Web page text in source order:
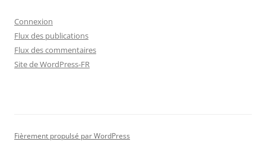
Connexion
Flux des publications
Flux des commentaires
Site de WordPress-FR
Fièrement propulsé par WordPress